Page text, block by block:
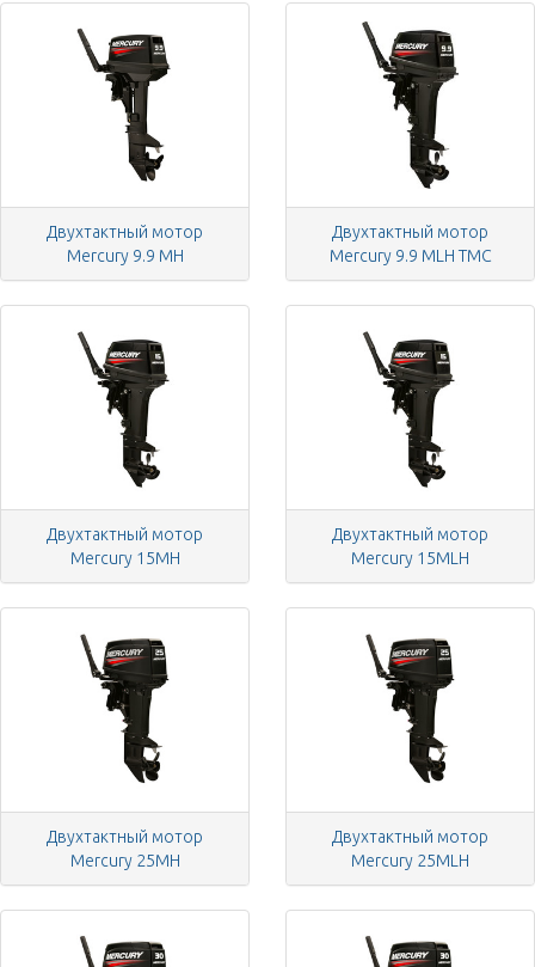
Двухтактный мотор
Mercury 9.9 MH
Двухтактный мотор
Mercury 9.9 MLH TMC
Двухтактный мотор
Mercury 15MH
Двухтактный мотор
Mercury 15MLH
Двухтактный мотор
Mercury 25MH
Двухтактный мотор
Mercury 25MLH